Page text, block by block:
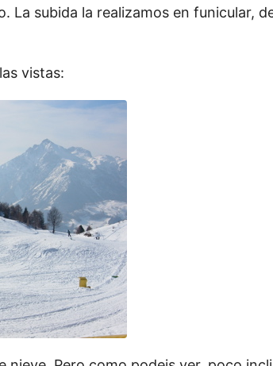
La subida la realizamos en funicular,
vistas: